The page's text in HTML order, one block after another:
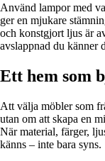
Använd lampor med
ger en mjukare
och konstgjort ljus är
avslappnad du känner
Ett hem som
Att välja möbler som
utan om att skapa en
När material, färger,
känns – inte bara syns.